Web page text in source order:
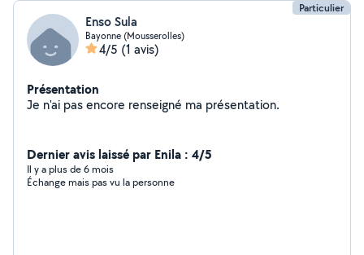
Particulier
Enso Sula
Bayonne (Mousserolles)
4/5 (1 avis)
Présentation
Je n'ai pas encore renseigné ma présentation.
Dernier avis laissé par Enila : 4/5
Il y a plus de 6 mois
Échange mais pas vu la personne